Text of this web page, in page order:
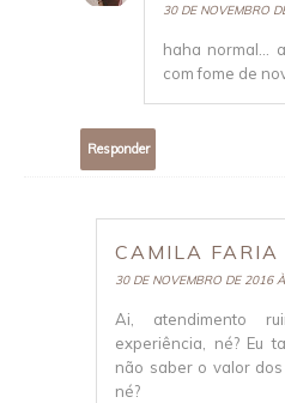
30 DE NOVEMBRO
haha normal...
com fome de
Responder
CAMILA FARIA
30 DE NOVEMBRO DE 2016
Ai, atendimento
experiência, né? Eu
não saber o valor
né?